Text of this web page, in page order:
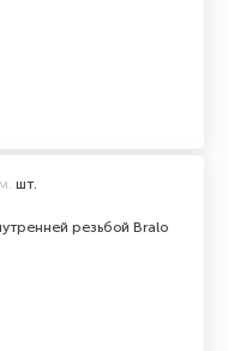
резьбой Bralo
шт.